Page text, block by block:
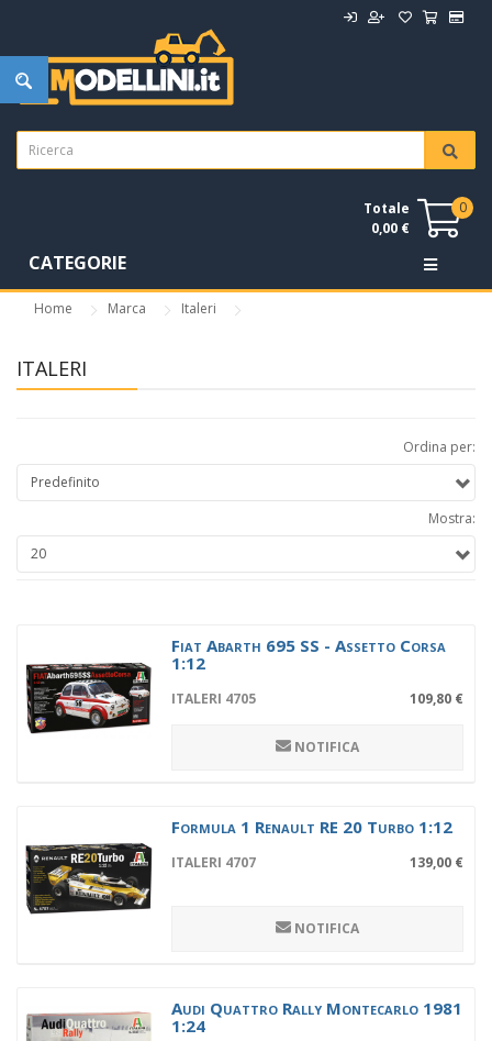
0
Totale
0,00 €
CATEGORIE
Home Marca Italeri
ITALERI
Ordina per:
Mostra:
Fiat Abarth 695 SS - Assetto Corsa
1:12
ITALERI 4705 109,80 €
NOTIFICA
Formula 1 Renault RE 20 Turbo 1:12
ITALERI 4707 139,00 €
NOTIFICA
Audi Quattro Rally Montecarlo 1981
1:24